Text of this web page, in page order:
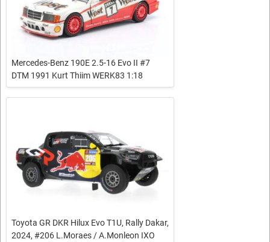
Mercedes-Benz 190E 2.5-16 Evo II #7
DTM 1991 Kurt Thiim WERK83 1:18
Toyota GR DKR Hilux Evo T1U, Rally Dakar,
2024, #206 L.Moraes / A.Monleon IXO